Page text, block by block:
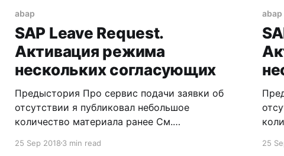
abap
SAP Leave Request.
Активация режима
нескольких согласующих
Предыстория Про сервис подачи заявки об
отсутствии я публиковал небольшое
количество материала ранее См.
Leave Request. Взгляд изнутри См. заметку
25 Sep 20183 min read
abap
Leave
25